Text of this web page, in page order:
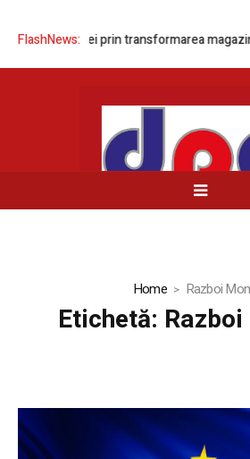
FlashNews:
rețelei prin transformarea magazinelor
Home Razboi
Etichetă: